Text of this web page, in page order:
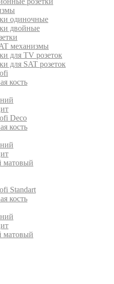
одиночные
двойные
механизмы
для TV розеток
для SAT розеток
кость
Deco
кость
матовый
Standart
кость
матовый